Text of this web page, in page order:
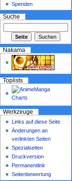
Spenden
Suche
Nakama
Toplists
Werkzeuge
Links auf diese Seite
Änderungen an
verlinkten Seiten
Spezialseiten
Druckversion
Permanentlink
Seitenbewertung